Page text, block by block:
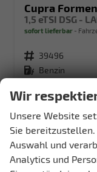
Cupra
1,5 eTSI DSG -
sofort lieferbar
Fahrzeugnr. 39496
Kraftstoff Benzin
01.04.2026
33.531,– €
incl. 19% MwSt.
Verbrauch
CO2-Klasse: D
Wir
Unsere Website
Sie
Auswahl und
Analytics und